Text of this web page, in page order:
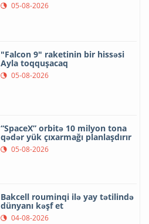
05-08-2026
"Falcon 9" raketinin bir hissəsi
Ayla toqquşacaq
05-08-2026
“SpaceX” orbitə 10 milyon tona
qədər yük çıxarmağı planlaşdırır
05-08-2026
Bakcell rouminqi ilə yay tətilində
dünyanı kəşf et
04-08-2026